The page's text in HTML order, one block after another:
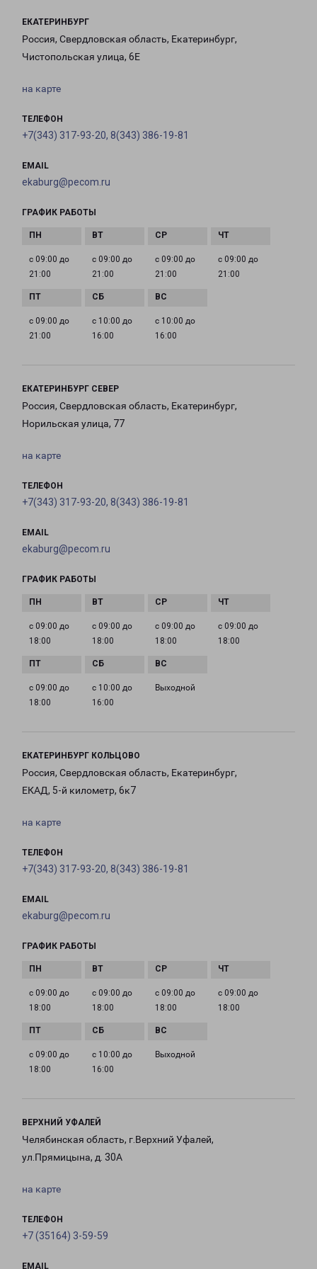
ЕКАТЕРИНБУРГ
Россия, Свердловская область, Екатеринбург,
Чистопольская улица, 6Е
на карте
ТЕЛЕФОН
+7(343) 317-93-20, 8(343) 386-19-81
EMAIL
ekaburg@pecom.ru
ГРАФИК РАБОТЫ
с 09:00 до
21:00
с 09:00 до
21:00
с 09:00 до
21:00
с 09:00 до
21:00
с 09:00 до
21:00
с 10:00 до
16:00
с 10:00 до
16:00
ЕКАТЕРИНБУРГ СЕВЕР
Россия, Свердловская область, Екатеринбург,
Норильская улица, 77
на карте
ТЕЛЕФОН
+7(343) 317-93-20, 8(343) 386-19-81
EMAIL
ekaburg@pecom.ru
ГРАФИК РАБОТЫ
с 09:00 до
18:00
с 09:00 до
18:00
с 09:00 до
18:00
с 09:00 до
18:00
с 09:00 до
18:00
с 10:00 до
16:00
Выходной
ЕКАТЕРИНБУРГ КОЛЬЦОВО
Россия, Свердловская область, Екатеринбург,
ЕКАД, 5-й километр, 6к7
на карте
ТЕЛЕФОН
+7(343) 317-93-20, 8(343) 386-19-81
EMAIL
ekaburg@pecom.ru
ГРАФИК РАБОТЫ
с 09:00 до
18:00
с 09:00 до
18:00
с 09:00 до
18:00
с 09:00 до
18:00
с 09:00 до
18:00
с 10:00 до
16:00
Выходной
ВЕРХНИЙ УФАЛЕЙ
Челябинская область, г.Верхний Уфалей,
ул.Прямицына, д. 30А
на карте
ТЕЛЕФОН
+7 (35164) 3-59-59
EMAIL